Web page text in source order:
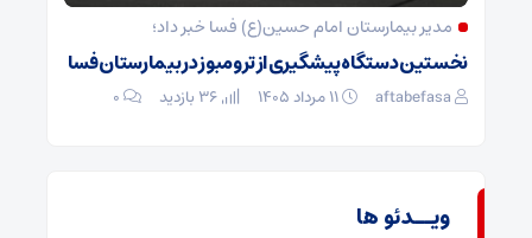
مدیر بیمارستان امام حسین(ع) فسا خبر داد؛
نخستین دستگاه پیشگیری از ترومبوز در بیمارستان فسا
aftabefasa ۰
ویــدئو ها